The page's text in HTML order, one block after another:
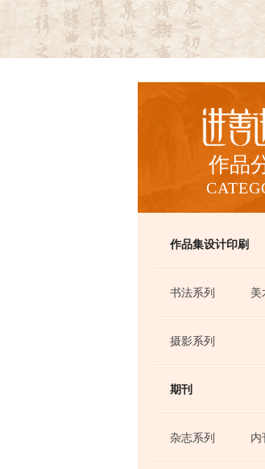
作品
作品集设计印刷
书法系列 美
摄影系列
期刊
杂志系列 内